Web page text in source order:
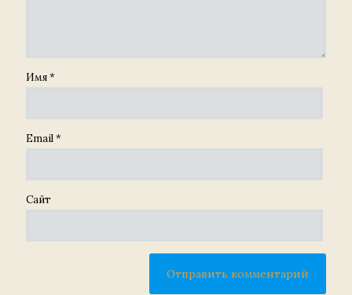
Имя*
Email*
Сайт